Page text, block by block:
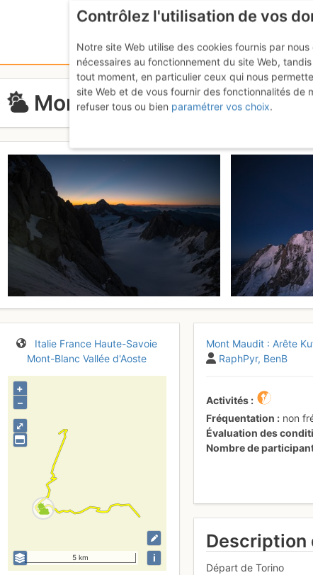
Mont Maudit : Arête
Italie France Haute-Savoie
Mont-Blanc Vallée d'Aoste
⤢
+
–
5 km i
Mont Maudit : Arête
RaphPyr BenB
Activités
Fréquentation
non
Évaluation des
Nombre de
Description
Départ de Torino
Contrôlez l'utilisation de vos
Notre site Web utilise des cookies fournis par
nécessaires au fonctionnement du site Web,
tout moment, en particulier ceux qui nous
site Web et de vous fournir des fonctionnalités de
refuser tous ou bien paramétrer vos choix.